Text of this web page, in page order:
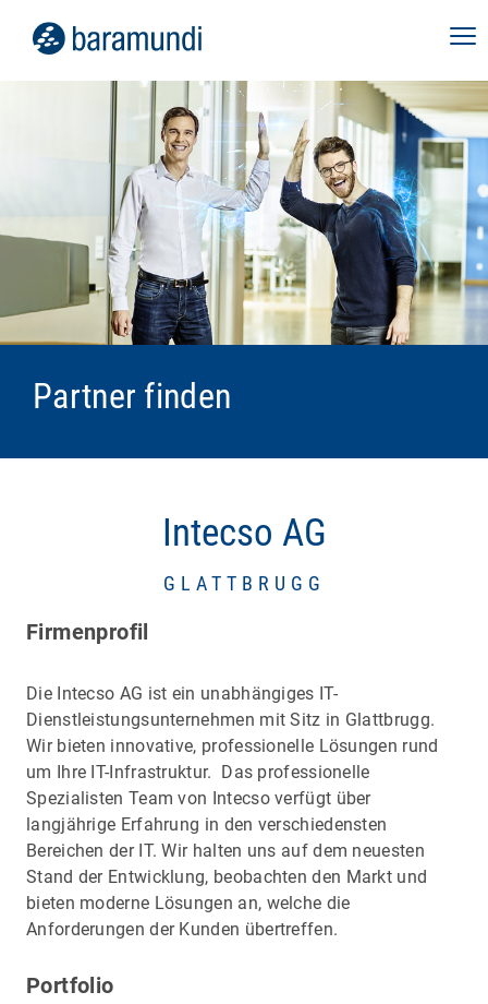
Partner finden
Intecso AG
GLATTBRUGG
Firmenprofil
Die Intecso AG ist ein unabhängiges IT-
Dienstleistungsunternehmen mit Sitz in Glattbrugg.
Wir bieten innovative, professionelle Lösungen rund
um Ihre IT-Infrastruktur. Das professionelle
Spezialisten Team von Intecso verfügt über
langjährige Erfahrung in den verschiedensten
Bereichen der IT. Wir halten uns auf dem neuesten
Stand der Entwicklung, beobachten den Markt und
bieten moderne Lösungen an, welche die
Anforderungen der Kunden übertreffen.
Portfolio